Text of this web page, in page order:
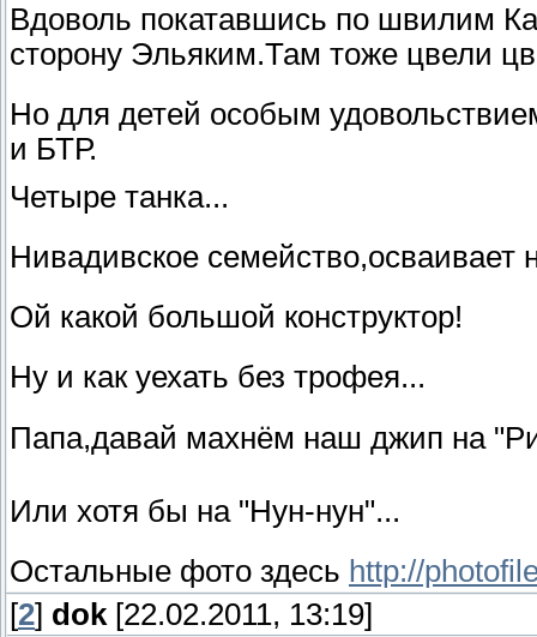
Вдоволь покатавшись по швилим
сторону Эльяким.Там тоже цвели
Но для детей особым
и БТР.
Четыре танка...
Нивадивское семейство,осваивает
Ой какой большой конструктор!
Ну и как уехать без трофея...
Папа,давай махнём наш джип на
Или хотя бы на "Нун-нун"...
Остальные фото здесь http://
[2] dok [22.02.2011, 13:19]